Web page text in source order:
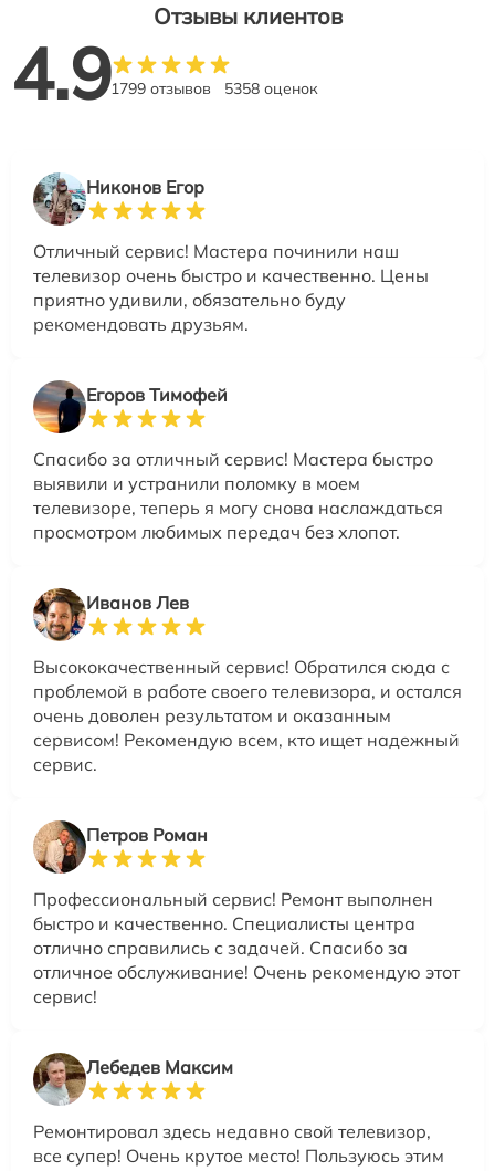
Отзывы клиентов
4.91799 отзывов 5358 оценок
Никонов Егор
Отличный сервис! Мастера починили наш
телевизор очень быстро и качественно. Цены
приятно удивили, обязательно буду
рекомендовать друзьям.
Егоров Тимофей
Спасибо за отличный сервис! Мастера быстро
выявили и устранили поломку в моем
телевизоре, теперь я могу снова наслаждаться
просмотром любимых передач без хлопот.
Иванов Лев
Высококачественный сервис! Обратился сюда с
проблемой в работе своего телевизора, и остался
очень доволен результатом и оказанным
сервисом! Рекомендую всем, кто ищет надежный
сервис.
Петров Роман
Профессиональный сервис! Ремонт выполнен
быстро и качественно. Специалисты центра
отлично справились с задачей. Спасибо за
отличное обслуживание! Очень рекомендую этот
сервис!
Лебедев Максим
Ремонтировал здесь недавно свой телевизор,
все супер! Очень крутое место! Пользуюсь этим